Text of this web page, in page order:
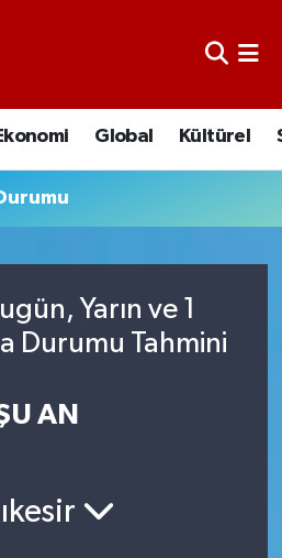
Global Kültürel
Yarın ve 1
Durumu Tahmini
AN
ve Fikstür